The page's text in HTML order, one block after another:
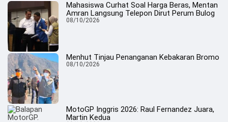
Mahasiswa Curhat Soal Harga Beras, Mentan
Amran Langsung Telepon Dirut Perum Bulog
08/10/2026
Menhut Tinjau Penanganan Kebakaran Bromo
08/10/2026
MotoGP Inggris 2026: Raul Fernandez Juara,
Martin Kedua